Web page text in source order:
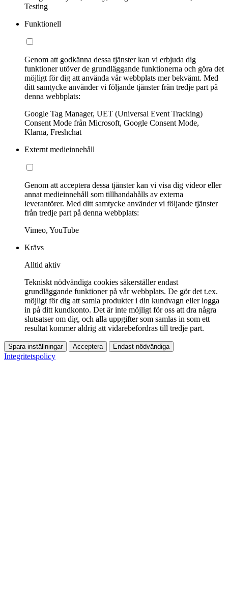
Testing
Funktionell
Genom att godkänna dessa tjänster kan vi erbjuda dig
funktioner utöver de grundläggande funktionerna och göra det
möjligt för dig att använda vår webbplats mer bekvämt. Med
ditt samtycke använder vi följande tjänster från tredje part på
denna webbplats:
Google Tag Manager, UET (Universal Event Tracking)
Consent Mode från Microsoft, Google Consent Mode,
Klarna, Freshchat
Externt medieinnehåll
Genom att acceptera dessa tjänster kan vi visa dig videor eller
annat medieinnehåll som tillhandahålls av externa
leverantörer. Med ditt samtycke använder vi följande tjänster
från tredje part på denna webbplats:
Vimeo, YouTube
Krävs
Alltid aktiv
Tekniskt nödvändiga cookies säkerställer endast
grundläggande funktioner på vår webbplats. De gör det t.ex.
möjligt för dig att samla produkter i din kundvagn eller logga
in på ditt kundkonto. Det är inte möjligt för oss att dra några
slutsatser om dig, och alla uppgifter som samlas in som ett
resultat kommer aldrig att vidarebefordras till tredje part.
Spara inställningar Acceptera Endast nödvändiga
Integritetspolicy